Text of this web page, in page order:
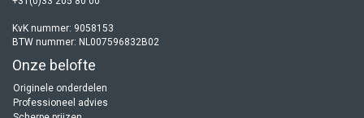
KvK nummer: 9058153
BTW nummer: NL007596832B02
Onze belofte
Originele onderdelen
Professioneel advies